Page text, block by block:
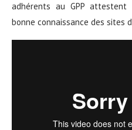
adhérents au GPP
bonne connaissance des sites